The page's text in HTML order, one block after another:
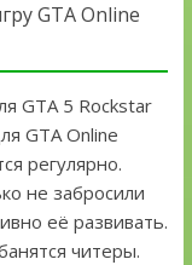
GTA Online
GTA 5 Rockstar
GTA Online
регулярно.
не забросили
её развивать.
читеры.